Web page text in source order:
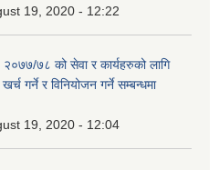
19, 2020 - 12:22
७८ को सेवा र कार्यहरुको लागि
गर्ने र विनियोजन गर्ने सम्बन्धमा
19, 2020 - 12:04